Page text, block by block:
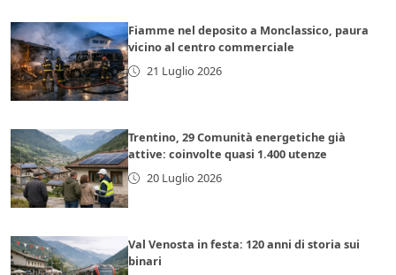
Fiamme nel deposito a Monclassico, paura
vicino al centro commerciale
21 Luglio 2026
Trentino, 29 Comunità energetiche già
attive: coinvolte quasi 1.400 utenze
20 Luglio 2026
Val Venosta in festa: 120 anni di storia sui
binari